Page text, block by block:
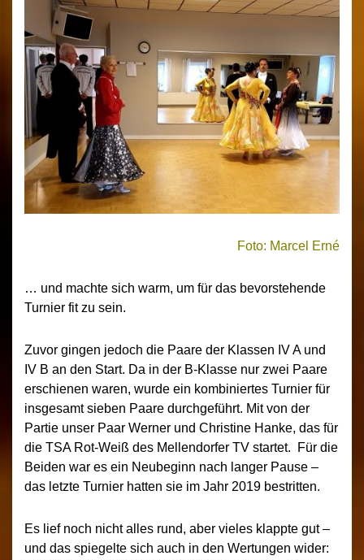
Foto: Marcel Erné
… und machte sich warm, um für das bevorstehende
Turnier fit zu sein.
Zuvor gingen jedoch die Paare der Klassen IV A und
IV B an den Start. Da in der B-Klasse nur zwei Paare
erschienen waren, wurde ein kombiniertes Turnier für
insgesamt sieben Paare durchgeführt. Mit von der
Partie unser Paar Werner und Christine Hanke, das für
die TSA Rot-Weiß des Mellendorfer TV startet. Für die
Beiden war es ein Neubeginn nach langer Pause –
das letzte Turnier hatten sie im Jahr 2019 bestritten.
Es lief noch nicht alles rund, aber vieles klappte gut –
und das spiegelte sich auch in den Wertungen wider: